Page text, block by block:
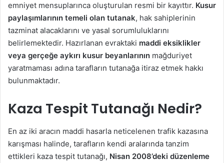
g
ö
n
d
e
r
emniyet mensuplarınca oluşturulan resmi bir kayıttır. Kusur
paylaşımlarının temeli olan tutanak, hak sahiplerinin
tazminat alacaklarını ve yasal sorumluluklarını
belirlemektedir. Hazırlanan evraktaki maddi eksiklikler
veya gerçeğe aykırı kusur beyanlarının mağduriyet
yaratmaması adına tarafların tutanağa itiraz etmek hakkı
bulunmaktadır.
Kaza Tespit Tutanağı Nedir?
En az iki aracın maddi hasarla neticelenen trafik kazasına
karışması halinde, tarafların kendi aralarında tanzim
ettikleri kaza tespit tutanağı, Nisan 2008’deki düzenleme